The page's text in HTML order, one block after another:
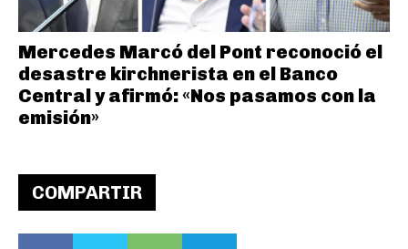
COMPARTIR
Mercedes Marcó del Pont reconoció el
desastre kirchnerista en el Banco
Central y afirmó: «Nos pasamos con la
emisión»